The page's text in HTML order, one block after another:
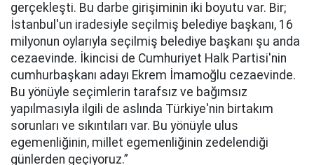
gerçekleşti. Bu darbe girişiminin iki boyutu var. Bir;
İstanbul'un iradesiyle seçilmiş belediye başkanı, 16
milyonun oylarıyla seçilmiş belediye başkanı şu anda
cezaevinde. İkincisi de Cumhuriyet Halk Partisi'nin
cumhurbaşkanı adayı Ekrem İmamoğlu cezaevinde.
Bu yönüyle seçimlerin tarafsız ve bağımsız
yapılmasıyla ilgili de aslında Türkiye'nin birtakım
sorunları ve sıkıntıları var. Bu yönüyle ulus
egemenliğinin, millet egemenliğinin zedelendiği
günlerden geçiyoruz.”